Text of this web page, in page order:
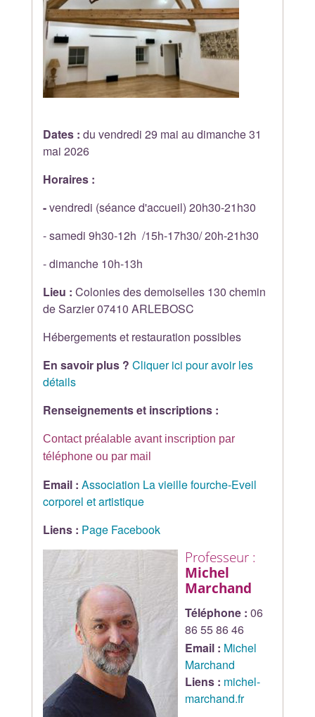
Dates : du vendredi 29 mai au dimanche 31
mai 2026
Horaires :
-vendredi (séance d'accueil) 20h30-21h30
- samedi 9h30-12h /15h-17h30/ 20h-21h30
- dimanche 10h-13h
Lieu : Colonies des demoiselles 130 chemin
de Sarzier 07410 ARLEBOSC
Hébergements et restauration possibles
En savoir plus ? Cliquer ici pour avoir les
détails
Renseignements et inscriptions :
Contact préalable avant inscription par
téléphone ou par mail
Email : Association La vieille fourche-Eveil
corporel et artistique
Liens : Page Facebook
Professeur :
Michel
Marchand
Téléphone : 06
86 55 86 46
Email : Michel
Marchand
Liens : michel-
marchand.fr